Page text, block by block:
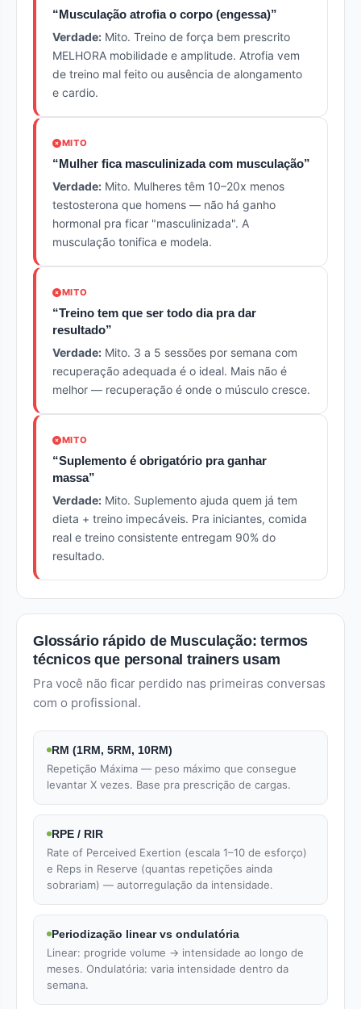
“Musculação atrofia o corpo (engessa)”
Verdade: Mito. Treino de força bem prescrito
MELHORA mobilidade e amplitude. Atrofia vem
de treino mal feito ou ausência de alongamento
e cardio.
MITO
“Mulher fica masculinizada com musculação”
Verdade: Mito. Mulheres têm 10–20x menos
testosterona que homens — não há ganho
hormonal pra ficar "masculinizada". A
musculação tonifica e modela.
MITO
“Treino tem que ser todo dia pra dar
resultado”
Verdade: Mito. 3 a 5 sessões por semana com
recuperação adequada é o ideal. Mais não é
melhor — recuperação é onde o músculo cresce.
MITO
“Suplemento é obrigatório pra ganhar
massa”
Verdade: Mito. Suplemento ajuda quem já tem
dieta + treino impecáveis. Pra iniciantes, comida
real e treino consistente entregam 90% do
resultado.
Glossário rápido de Musculação: termos
técnicos que personal trainers usam
Pra você não ficar perdido nas primeiras conversas
com o profissional.
RM (1RM, 5RM, 10RM)
Repetição Máxima — peso máximo que consegue
levantar X vezes. Base pra prescrição de cargas.
RPE / RIR
Rate of Perceived Exertion (escala 1–10 de esforço)
e Reps in Reserve (quantas repetições ainda
sobrariam) — autorregulação da intensidade.
Periodização linear vs ondulatória
Linear: progride volume → intensidade ao longo de
meses. Ondulatória: varia intensidade dentro da
semana.